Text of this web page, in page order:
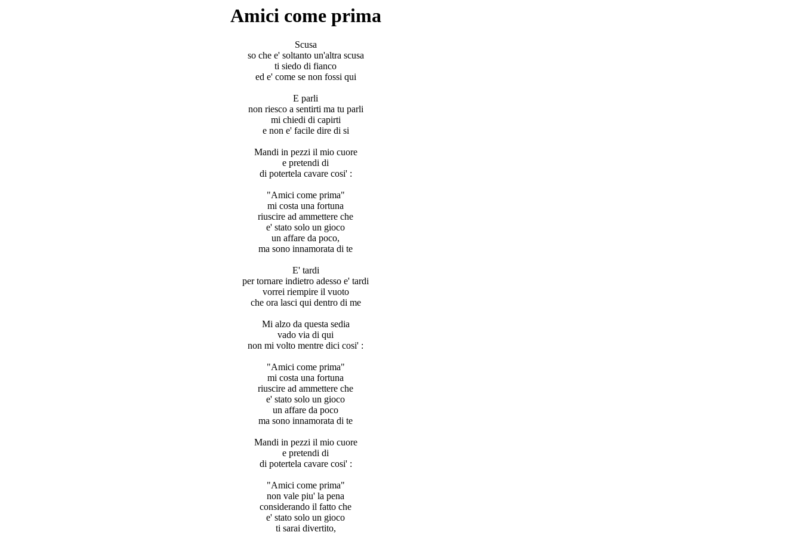
Amici come prima
Scusa
so che e' soltanto un'altra scusa
ti siedo di fianco
ed e' come se non fossi qui
E parli
non riesco a sentirti ma tu parli
mi chiedi di capirti
e non e' facile dire di si
Mandi in pezzi il mio cuore
e pretendi di
di potertela cavare cosi' :
"Amici come prima"
mi costa una fortuna
riuscire ad ammettere che
e' stato solo un gioco
un affare da poco,
ma sono innamorata di te
E' tardi
per tornare indietro adesso e' tardi
vorrei riempire il vuoto
che ora lasci qui dentro di me
Mi alzo da questa sedia
vado via di qui
non mi volto mentre dici cosi' :
"Amici come prima"
mi costa una fortuna
riuscire ad ammettere che
e' stato solo un gioco
un affare da poco
ma sono innamorata di te
Mandi in pezzi il mio cuore
e pretendi di
di potertela cavare cosi' :
"Amici come prima"
non vale piu' la pena
considerando il fatto che
e' stato solo un gioco
ti sarai divertito,